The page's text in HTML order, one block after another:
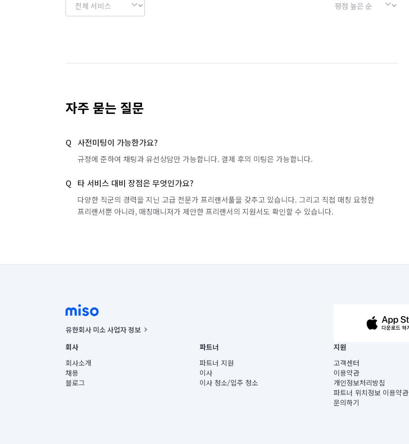
자주 묻는 질문
사전미팅이 가능한가요?
규정에 준하여 채팅과 유선상담만 가능합니다. 결제 후의 미팅은 가능합니다.
타 서비스 대비 장점은 무엇인가요?
다양한 직군의 경력을 지닌 고급 전문가 프리랜서풀을 갖추고 있습니다. 그리고 직접 매칭 요청한
프리랜서뿐 아니라, 매칭매니저가 제안한 프리랜서의 지원서도 확인할 수 있습니다.
유한회사 미소 사업자 정보
사업자등록번호 : 291-87-00271 | 인허가번호 : 2016-3220163-14-5-00019 |
통신판매신고번호 : 2024-서울종로-1400(공정거래위원회 정보) |
대표이사 : CHING VICTOR COLUMBIA RHEE
주소 | 본사: 서울특별시 종로구 율곡로 6(중학동, 트윈트리빌딩) B동 5층
컨택센터 : 서울특별시 종로구 수송동 율곡로 24, 7층, 8층 미소
회사
회사소개
채용
블로그
파트너
파트너 지원
이사
이사 청소/입주 청소
지원
고객센터
이용약관
개인정보처리방침
파트너 위치정보 이용약관
문의하기